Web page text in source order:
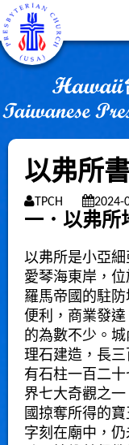
以弗所
TPCH 2024-
一．以弗所
以弗所是小亞
愛琴海東岸，
羅馬帝國的駐
便利，商業發
的為數不少。
理石建造，長三
有石柱一百二
界七大奇觀之
國掠奪所得的
字刻在廟中，